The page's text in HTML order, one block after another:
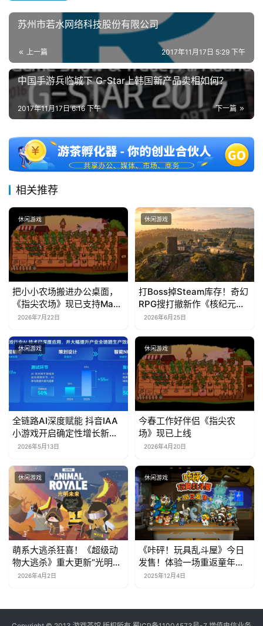
苏州市若水网络科技股份有限公司
上一篇 2017年11月17日 5:29 下午
中国手游兵临城下 G-Star上韩国新产品卖相如何？
下一篇
2017年11月17日 6:16 下午
相关推荐
休闲游戏
把小小农场搬进办公桌面，
《指尖农场》现已支持Mac
系统！
2026年7月22日
休闲游戏
打Boss掉Steam库存！奇幻
RPG搜打撤新作《核纪元》
正式上线Steam：武器属性
2026年6月25日
休闲游戏
全链路AI深度赋能 抖音IAA
小游戏开启确定性增长新周
期2026年5月13日
休闲游戏
今春工作好伴侣《指尖农
场》现已上线
2026年4月20日
休闲游戏
萌系大逃杀狂喜！《超级动
物大逃杀》重大更新“光明未
来”上线，隔墙杀神器来袭
2026年4月2日
休闲游戏
《咔砰！玩具乱斗屋》今日
发售！体验一场重返童年的
魔法！
2025年12月4日